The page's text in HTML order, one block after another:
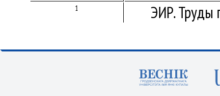
1
ЭИР. Труды